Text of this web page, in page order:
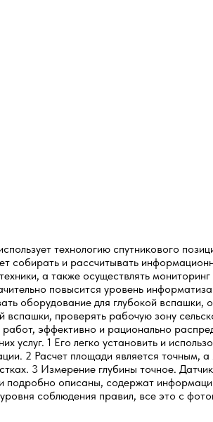
технологию спутникового
собирать и рассчитывать
а также осуществлять
повысится уровень
оборудование для глубокой
проверять рабочую зону
эффективно и рационально
услуг. 1 Его легко установить и
2 Расчет площади является
3 Измерение глубины точное.
описаны, содержат
соблюдения правил, все это с